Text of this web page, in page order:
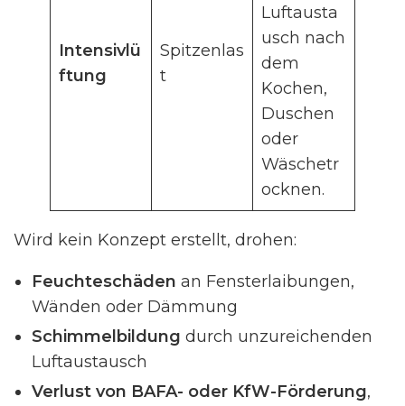
Intensivlü
ftung
Spitzenlas
t
Luftausta
usch nach
dem
Kochen,
Duschen
oder
Wäschetr
ocknen.
Wird kein Konzept erstellt, drohen:
Feuchteschäden an Fensterlaibungen,
Wänden oder Dämmung
Schimmelbildung durch unzureichenden
Luftaustausch
Verlust von BAFA- oder KfW-Förderung,